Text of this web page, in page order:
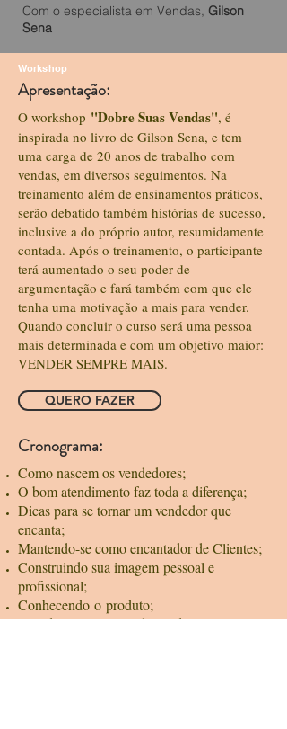
Com o especialista em Vendas, Gilson
Sena
Workshop
Apresentação:
O workshop "Dobre Suas Vendas", é
inspirada no livro de Gilson Sena, e tem
uma carga de 20 anos de trabalho com
vendas, em diversos seguimentos. Na
treinamento além de ensinamentos práticos,
serão debatido também histórias de sucesso,
inclusive a do próprio autor, resumidamente
contada. Após o treinamento, o participante
terá aumentado o seu poder de
argumentação e fará também com que ele
tenha uma motivação a mais para vender.
Quando concluir o curso será uma pessoa
mais determinada e com um objetivo maior:
VENDER SEMPRE MAIS.
QUERO FAZER
Cronograma:
Como nascem os vendedores;
O bom atendimento faz toda a diferença;
Dicas para se tornar um vendedor que
encanta;
Mantendo-se como encantador de Clientes;
Construindo sua imagem pessoal e
profissional;
Conhecendo o produto;
Acredite que você pode vender mais;